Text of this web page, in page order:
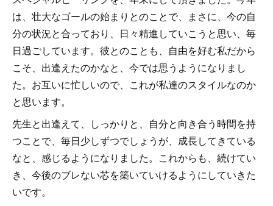
は、壮大なゴールの始まりとのことで、まさに、今の自
分の状況と合っており、日々精進していこうと思い、毎
日過ごしています。彼とのことも、自由を好む私だから
こそ、出逢えたのかなと、今では思うようになりまし
た。お互いに忙しいので、これが私達のスタイルなのか
と思います。
先生と出逢えて、しっかりと、自分と向き合う時間を持
つことで、毎日少しずつでしょうが、成長してきている
なと、感じるようになりました。これからも、続けてい
き、今後のブレない芯を築いていけるようにしていきた
いです。